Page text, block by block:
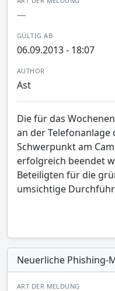
—
GÜLTIG AB
06.09.2013 - 18:07
AUTHOR
Ast
Die für das
an der
Schwerpunkt am
erfolgreich beendet
Beteiligten für die
umsichtige
Neuerliche Phishing-
ART DER MELDUNG